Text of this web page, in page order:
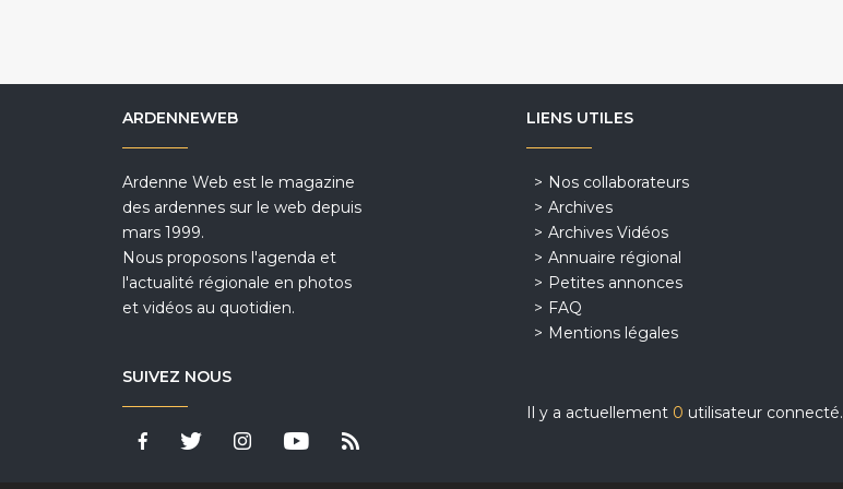
ARDENNEWEB
Ardenne Web est le magazine
des ardennes sur le web depuis
mars 1999.
Nous proposons l'agenda et
l'actualité régionale en photos
et vidéos au quotidien.
SUIVEZ NOUS
LIENS UTILES
Nos collaborateurs
Archives
Archives Vidéos
Annuaire régional
Petites annonces
FAQ
Mentions légales
Il y a actuellement 0 utilisateur connecté.